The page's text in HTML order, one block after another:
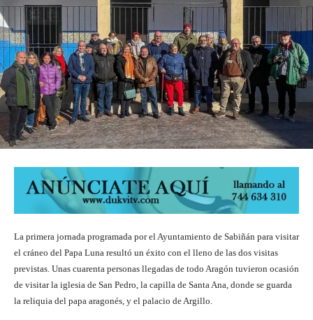
La primera jornada programada por el Ayuntamiento de Sabiñán para visitar
el cráneo del Papa Luna resultó un éxito con el lleno de las dos visitas
previstas. Unas cuarenta personas llegadas de todo Aragón tuvieron ocasión
de visitar la iglesia de San Pedro, la capilla de Santa Ana, donde se guarda
la reliquia del papa aragonés, y el palacio de Argillo.